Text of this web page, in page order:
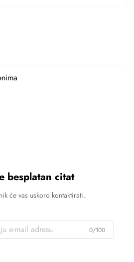
besplatan citat
će vas uskoro kontaktirati.
0/100